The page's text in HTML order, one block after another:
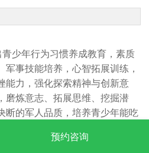
青少年行为习惯养成教育，素质
事技能培养，心智拓展训练，
能力，强化探索精神与创新意
磨炼意志、拓展思维、挖掘潜
断的军人品质，培养青少年能吃
事作风。塑造坚强、刚毅、守
培养讲形象、爱卫生、懂礼
预约咨询